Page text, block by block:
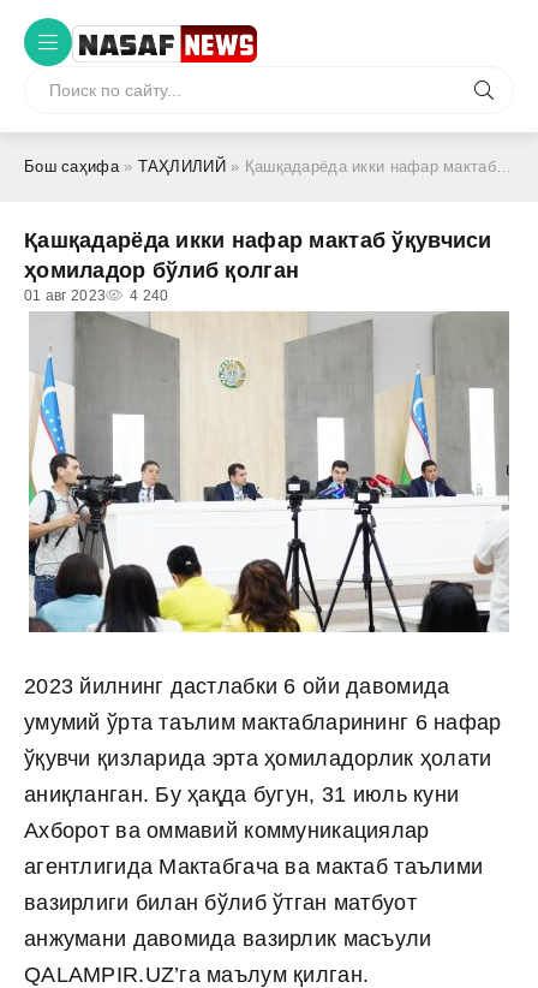
Бош саҳифа» ТАҲЛИЛИЙ » Қашқадарёда икки нафар мактаб ўқувчиси ҳомиладор бўлиб қолган
Қашқадарёда икки нафар мактаб ўқувчиси
ҳомиладор бўлиб қолган
01 авг 2023 4 240
2023 йилнинг дастлабки 6 ойи давомида
умумий ўрта таълим мактабларининг 6 нафар
ўқувчи қизларида эрта ҳомиладорлик ҳолати
аниқланган. Бу ҳақда бугун, 31 июль куни
Ахборот ва оммавий коммуникациялар
агентлигида Мактабгача ва мактаб таълими
вазирлиги билан бўлиб ўтган матбуот
анжумани давомида вазирлик масъули
QALAMPIR.UZ’га маълум қилган.